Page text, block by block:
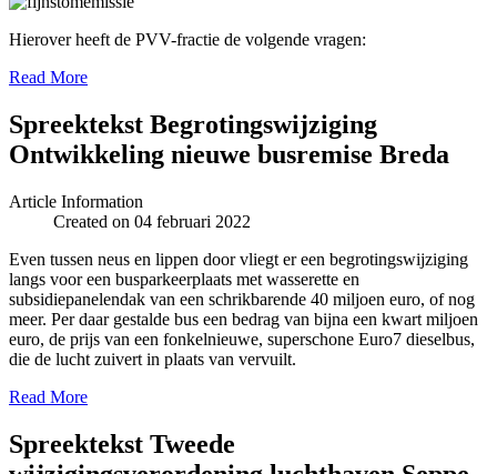
Hierover heeft de PVV-fractie de volgende vragen:
Read More
Spreektekst Begrotingswijziging
Ontwikkeling nieuwe busremise Breda
Article Information
Created on 04 februari 2022
Even tussen neus en lippen door vliegt er een begrotingswijziging
langs voor een busparkeerplaats met wasserette en
subsidiepanelendak van een schrikbarende 40 miljoen euro, of nog
meer. Per daar gestalde bus een bedrag van bijna een kwart miljoen
euro, de prijs van een fonkelnieuwe, superschone Euro7 dieselbus,
die de lucht zuivert in plaats van vervuilt.
Read More
Spreektekst Tweede